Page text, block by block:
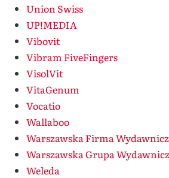
Union Swiss
UP!MEDIA
Vibovit
Vibram FiveFingers
VisolVit
VitaGenum
Vocatio
Wallaboo
Warszawska Firma
Warszawska Grupa
Weleda